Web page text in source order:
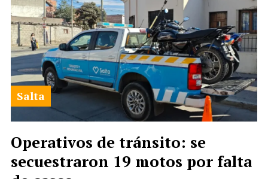
Operativos de tránsito: se
secuestraron 19 motos por falta
Salta